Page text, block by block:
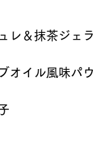
レ＆抹茶ジェ
オイル風味パ